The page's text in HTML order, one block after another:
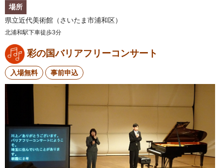
場所
県立近代美術館（さいたま市浦和区）
北浦和駅下車徒歩3分
彩の国バリアフリーコンサート
入場無料 事前申込